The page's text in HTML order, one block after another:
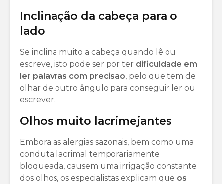
Inclinação da cabeça para o
lado
Se inclina muito a cabeça quando lê ou
escreve, isto pode ser por ter dificuldade em
ler palavras com precisão, pelo que tem de
olhar de outro ângulo para conseguir ler ou
escrever.
Olhos muito lacrimejantes
Embora as alergias sazonais, bem como uma
conduta lacrimal temporariamente
bloqueada, causem uma irrigação constante
dos olhos, os especialistas explicam que os